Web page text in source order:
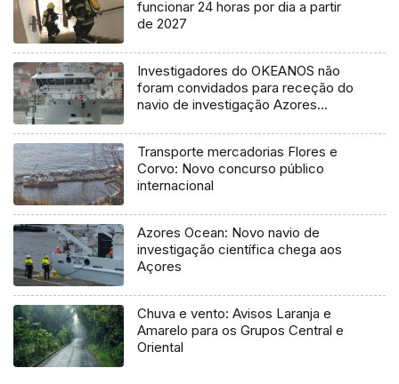
funcionar 24 horas por dia a partir
de 2027
Investigadores do OKEANOS não
foram convidados para receção do
navio de investigação Azores
Transporte mercadorias Flores e
Corvo: Novo concurso público
internacional
Azores Ocean: Novo navio de
investigação científica chega aos
Açores
Chuva e vento: Avisos Laranja e
Amarelo para os Grupos Central e
Oriental